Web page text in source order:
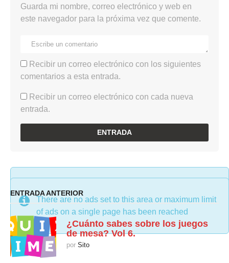
Guarda mi nombre, correo electrónico y web en
este navegador para la próxima vez que comente.
Recibir un correo electrónico con los siguientes
comentarios a esta entrada.
Recibir un correo electrónico con cada nueva
entrada.
There are no ads set to this area or maximum limit
of ads on a single page has been reached
There are no ads set to this area or maximum limit
of ads on a single page has been reached
ENTRADA ANTERIOR
¿Cuánto sabes sobre los juegos
de mesa? Vol 6.
porSito